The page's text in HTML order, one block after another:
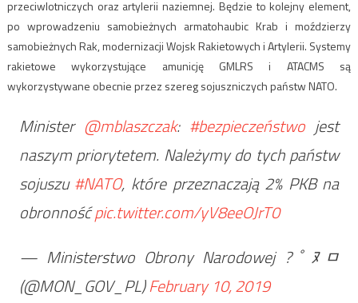
przeciwlotniczych oraz artylerii naziemnej. Będzie to kolejny element,
po wprowadzeniu samobieżnych armatohaubic Krab i moździerzy
samobieżnych Rak, modernizacji Wojsk Rakietowych i Artylerii. Systemy
rakietowe wykorzystujące amunicję GMLRS i ATACMS są
wykorzystywane obecnie przez szereg sojuszniczych państw NATO.
Minister @mblaszczak: #bezpieczeństwo jest
naszym priorytetem. Należymy do tych państw
sojuszu#NATO, które przeznaczają 2% PKB na
obronnośćpic.twitter.com/yV8eeOJrT0
— Ministerstwo Obrony Narodowej ?￰ﾟﾇﾱ
(@MON_GOV_PL)February 10, 2019